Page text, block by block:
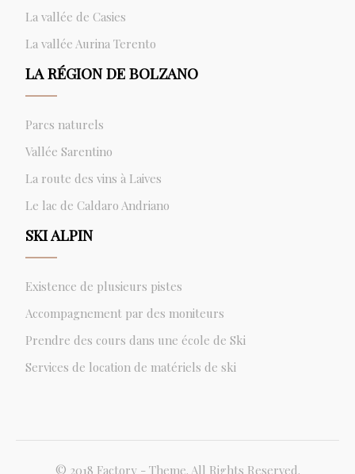
La vallée de Casies
La vallée Aurina Terento
LA RÉGION DE BOLZANO
Parcs naturels
Vallée Sarentino
La route des vins à Laives
Le lac de Caldaro Andriano
SKI ALPIN
Existence de plusieurs pistes
Accompagnement par des moniteurs
Prendre des cours dans une école de Ski
Services de location de matériels de ski
© 2018 Factory - Theme. All Rights Reserved.